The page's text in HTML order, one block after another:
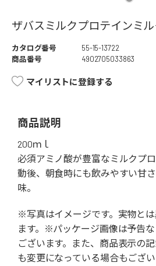
ザバスミルクプロテインミ
カタログ番号
55-15-13722
商品番号
4902705033863
マイリストに登録する
商品説明
200ｍｌ
必須アミノ酸が豊富なミルクプ
動後、朝食時にも飲みやすい甘
味。
※写真はイメージです。実物と
ます。※パッケージ画像は予告
ございます。また、商品表示の
も変更になっている場合もござ